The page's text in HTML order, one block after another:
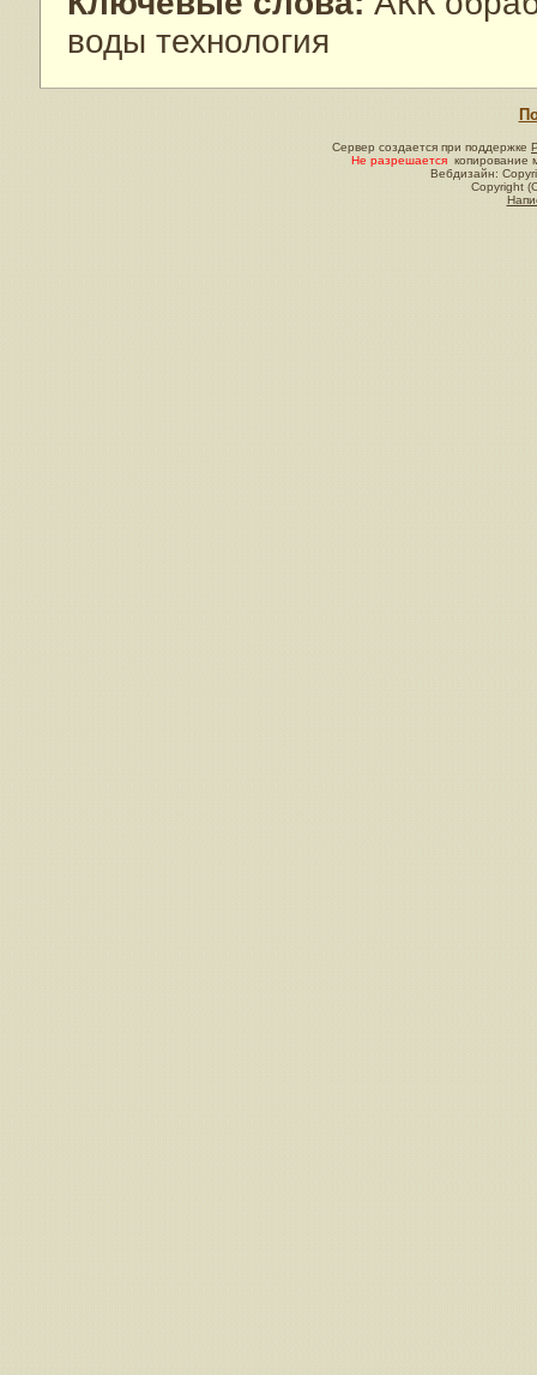
воды технология
Сервер создается при поддержке
Не разрешается копирование
Вебдизайн:
Copyright